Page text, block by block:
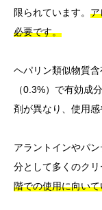
限られています。 ア
必要です。
ヘパリン類似物質
（0.3%）で有効成
剤が異なり、使用感
アラントインやパ
分として多くのクリ
階での使用に向い